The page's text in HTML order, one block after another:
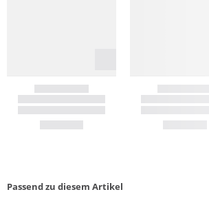
Passend zu diesem Artikel